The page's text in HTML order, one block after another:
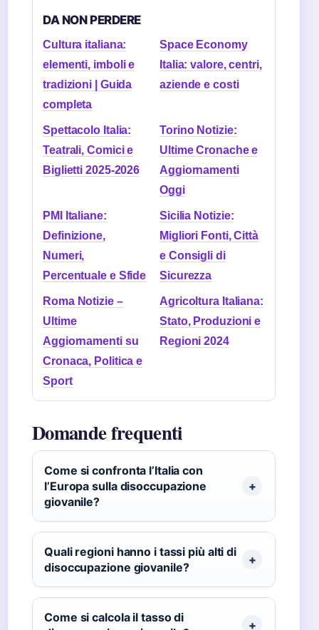
DA NON PERDERE
Cultura italiana:
elementi, imboli e
tradizioni | Guida
completa
Space Economy
Italia: valore, centri,
aziende e costi
Spettacolo Italia:
Teatrali, Comici e
Biglietti 2025-2026
Torino Notizie:
Ultime Cronache e
Aggiornamenti
Oggi
PMI Italiane:
Definizione,
Numeri,
Percentuale e Sfide
Sicilia Notizie:
Migliori Fonti, Città
e Consigli di
Sicurezza
Roma Notizie –
Ultime
Aggiornamenti su
Cronaca, Politica e
Sport
Agricoltura Italiana:
Stato, Produzioni e
Regioni 2024
Domande frequenti
Come si confronta l’Italia con
l’Europa sulla disoccupazione
giovanile?
Quali regioni hanno i tassi più alti di
disoccupazione giovanile?
Come si calcola il tasso di